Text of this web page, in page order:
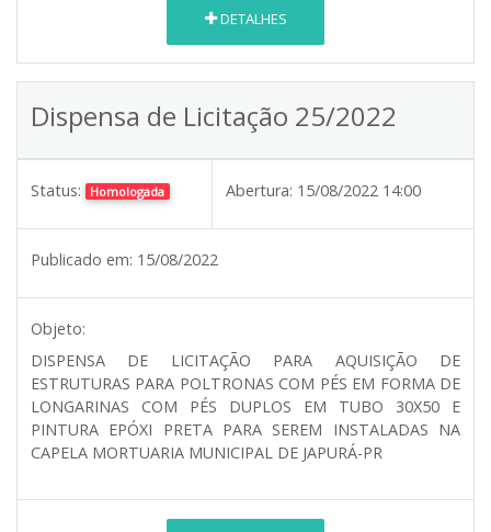
DETALHES
Dispensa de Licitação 25/2022
Status: Homologada Abertura: 15/08/2022 14:00
Publicado em: 15/08/2022
Objeto:
DISPENSA DE LICITAÇÃO PARA AQUISIÇÃO DE
ESTRUTURAS PARA POLTRONAS COM PÉS EM FORMA DE
LONGARINAS COM PÉS DUPLOS EM TUBO 30X50 E
PINTURA EPÓXI PRETA PARA SEREM INSTALADAS NA
CAPELA MORTUARIA MUNICIPAL DE JAPURÁ-PR